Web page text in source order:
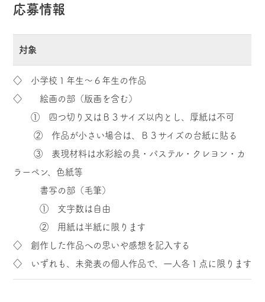
応募情報
対象
◇ 小学校１年生～６年生の作品
◇ 絵画の部（版画を含む）
① 四つ切り又はＢ３サイズ以内とし、厚紙は不可
② 作品が小さい場合は、Ｂ３サイズの台紙に貼る
③ 表現材料は水彩絵の具・パステル・クレヨン・カ
ラーペン、色紙等
書写の部（毛筆）
① 文字数は自由
② 用紙は半紙に限ります
◇ 創作した作品への思いや感想を記入する
◇ いずれも、未発表の個人作品で、一人各１点に限ります